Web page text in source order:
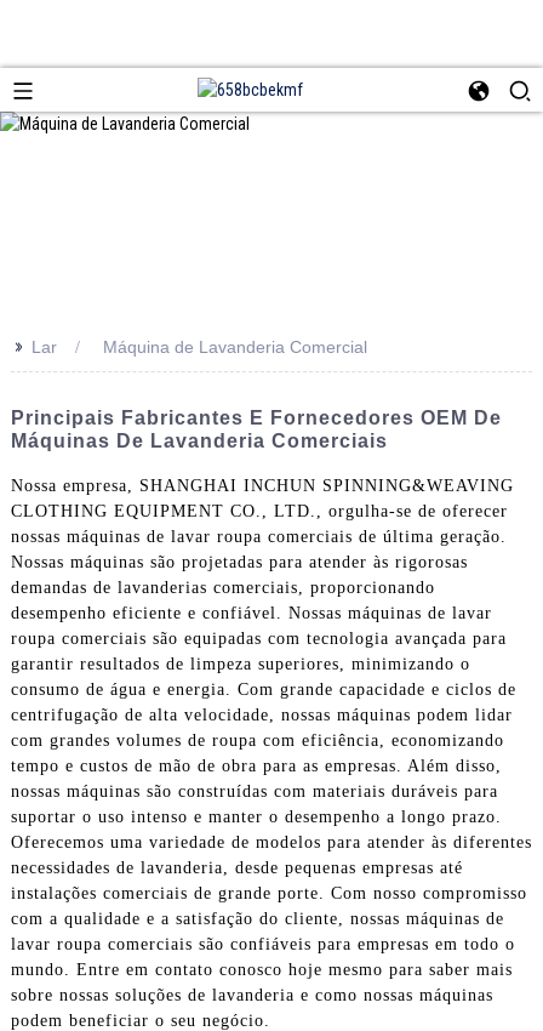
>> Lar Máquina de Lavanderia Comercial
Principais Fabricantes E Fornecedores OEM De
Máquinas De Lavanderia Comerciais
Nossa empresa, SHANGHAI INCHUN SPINNING&WEAVING
CLOTHING EQUIPMENT CO., LTD., orgulha-se de oferecer
nossas máquinas de lavar roupa comerciais de última geração.
Nossas máquinas são projetadas para atender às rigorosas
demandas de lavanderias comerciais, proporcionando
desempenho eficiente e confiável. Nossas máquinas de lavar
roupa comerciais são equipadas com tecnologia avançada para
garantir resultados de limpeza superiores, minimizando o
consumo de água e energia. Com grande capacidade e ciclos de
centrifugação de alta velocidade, nossas máquinas podem lidar
com grandes volumes de roupa com eficiência, economizando
tempo e custos de mão de obra para as empresas. Além disso,
nossas máquinas são construídas com materiais duráveis ​​para
suportar o uso intenso e manter o desempenho a longo prazo.
Oferecemos uma variedade de modelos para atender às diferentes
necessidades de lavanderia, desde pequenas empresas até
instalações comerciais de grande porte. Com nosso compromisso
com a qualidade e a satisfação do cliente, nossas máquinas de
lavar roupa comerciais são confiáveis ​​para empresas em todo o
mundo. Entre em contato conosco hoje mesmo para saber mais
sobre nossas soluções de lavanderia e como nossas máquinas
podem beneficiar o seu negócio.